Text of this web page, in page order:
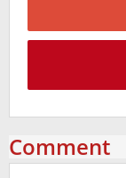
Comment